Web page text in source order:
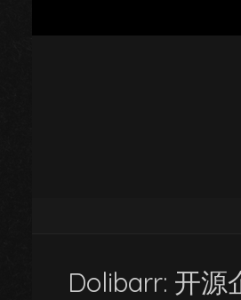
Dolibarr: 开源